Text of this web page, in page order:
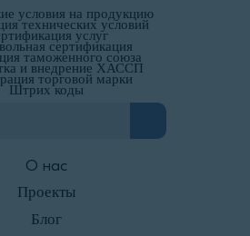
условия на продукцию
технических условий
услуг
сертификация
таможенного союза
и внедрение ХАССП
торговой марки
Штрих коды
О нас
Проекты
Блог